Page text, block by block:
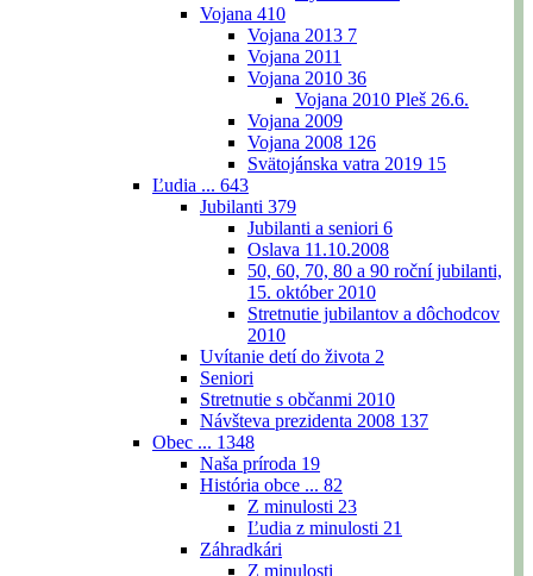
Vojana 410
Vojana 2013 7
Vojana 2011
Vojana 2010 36
Vojana 2010 Pleš 26.6.
Vojana 2009
Vojana 2008 126
Svätojánska vatra 2019 15
Ľudia ... 643
Jubilanti 379
Jubilanti a seniori 6
Oslava 11.10.2008
50, 60, 70, 80 a 90 roční jubilanti,
15. október 2010
Stretnutie jubilantov a dôchodcov
2010
Uvítanie detí do života 2
Seniori
Stretnutie s občanmi 2010
Návšteva prezidenta 2008 137
Obec ... 1348
Naša príroda 19
História obce ... 82
Z minulosti 23
Ľudia z minulosti 21
Záhradkári
Z minulosti